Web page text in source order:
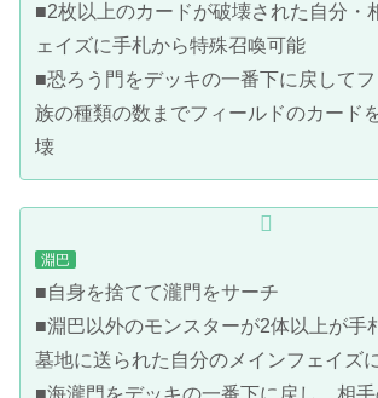
■2枚以上のカードが破壊された自分・
ェイズに手札から特殊召喚可能
■恐ろう門をデッキの一番下に戻して
族の種類の数までフィールドのカード
壊
淵巴
■自身を捨てて瀧門をサーチ
■淵巴以外のモンスターが2体以上が手
墓地に送られた自分のメインフェイズ